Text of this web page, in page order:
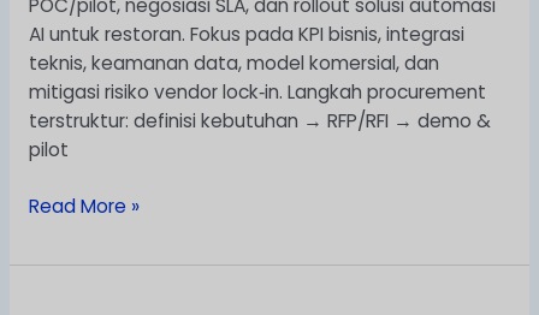
AI untuk restoran. Fokus pada KPI bisnis, integrasi
teknis, keamanan data, model komersial, dan
mitigasi risiko vendor lock‑in. Langkah procurement
terstruktur: definisi kebutuhan → RFP/RFI → demo &
pilot
Read More »